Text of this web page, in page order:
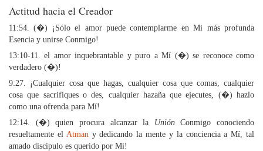
Actitud hacia el Creador
11:54. (�) ¡Sólo el amor puede contemplarme en Mi más profunda
Esencia y unirse Conmigo!
13:10-11. el amor inquebrantable y puro a Mí (�) se reconoce como
verdadero (�)!
9:27. ¡Cualquier cosa que hagas, cualquier cosa que comas, cualquier
cosa que sacrifiques o des, cualquier hazaña que ejecutes, (�) hazlo
como una ofrenda para Mí!
12:14. (�) quien procura alcanzar la UniónConmigo conociendo
resueltamente el Atmany dedicando la mente y la conciencia a Mí, tal
amado discípulo es querido por Mí!